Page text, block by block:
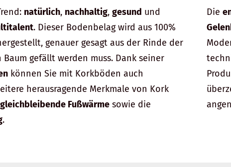
natürlich, nachhaltig, gesund und
. Dieser Bodenbelag wird aus 100%
genauer gesagt aus der Rinde der
gefällt werden muss. Dank seiner
können Sie mit Korkböden auch
herausragende Merkmale von Kork
Fußwärme sowie die
.
Die